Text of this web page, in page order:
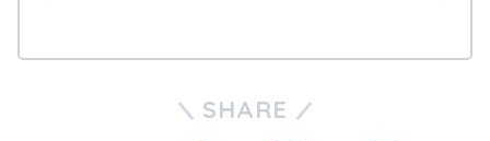
SHARE